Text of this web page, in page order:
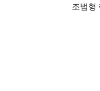
조범형